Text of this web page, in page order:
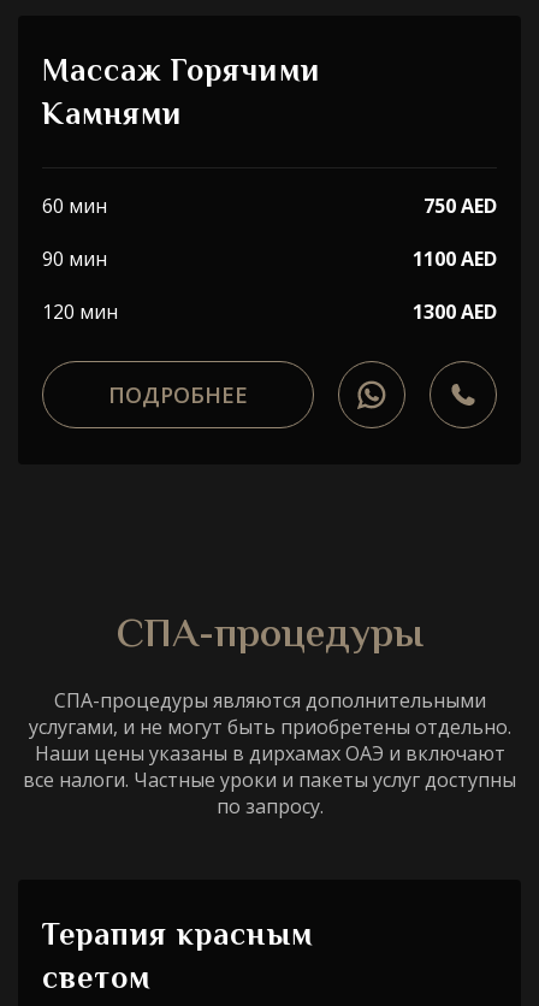
Массаж Горячими
Камнями
60 мин
750 AED
90 мин
1100 AED
120 мин
1300 AED
ПОДРОБНЕЕ
СПА-процедуры
СПА-процедуры являются дополнительными
услугами, и не могут быть приобретены отдельно.
Наши цены указаны в дирхамах ОАЭ и включают
все налоги. Частные уроки и пакеты услуг доступны
по запросу.
Терапия красным
светом